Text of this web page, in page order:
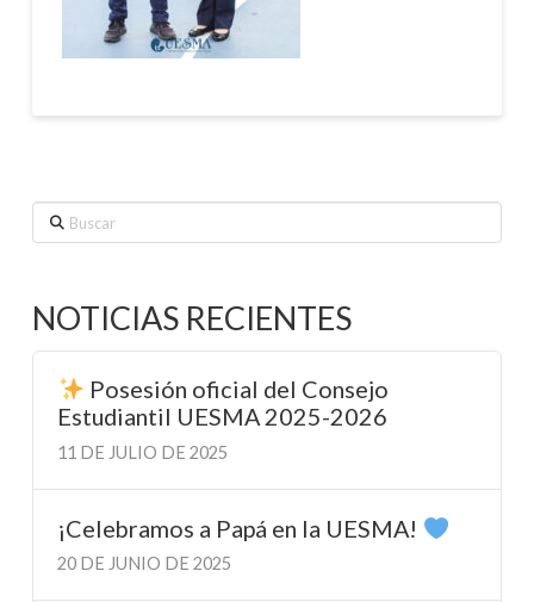
Buscar
NOTICIAS RECIENTES
Posesión oficial del Consejo
Estudiantil UESMA 2025-2026
11 DE JULIO DE 2025
¡Celebramos a Papá en la UESMA!
20 DE JUNIO DE 2025